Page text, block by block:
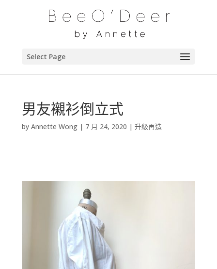
Select Page
男友襯衫倒立式
by Annette Wong| 7 月 24, 2020 | 升級再造